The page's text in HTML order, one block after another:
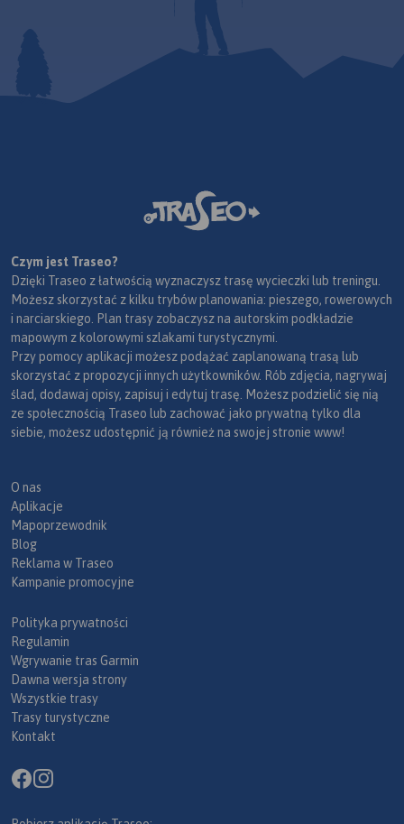
Czym jest Traseo?
Dzięki Traseo z łatwością wyznaczysz trasę wycieczki lub treningu.
Możesz skorzystać z kilku trybów planowania: pieszego, rowerowych
i narciarskiego. Plan trasy zobaczysz na autorskim podkładzie
mapowym z kolorowymi szlakami turystycznymi.
Przy pomocy aplikacji możesz podążać zaplanowaną trasą lub
skorzystać z propozycji innych użytkowników. Rób zdjęcia, nagrywaj
ślad, dodawaj opisy, zapisuj i edytuj trasę. Możesz podzielić się nią
ze społecznością Traseo lub zachować jako prywatną tylko dla
siebie, możesz udostępnić ją również na swojej stronie www!
O nas
Aplikacje
Mapoprzewodnik
Blog
Reklama w Traseo
Kampanie promocyjne
Polityka prywatności
Regulamin
Wgrywanie tras Garmin
Dawna wersja strony
Wszystkie trasy
Trasy turystyczne
Kontakt